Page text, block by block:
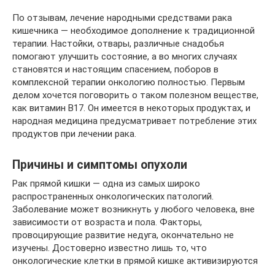
По отзывам, лечение народными средствами рака
кишечника — необходимое дополнение к традиционной
терапии. Настойки, отвары, различные снадобья
помогают улучшить состояние, а во многих случаях
становятся и настоящим спасением, поборов в
комплексной терапии онкологию полностью. Первым
делом хочется поговорить о таком полезном веществе,
как витамин В17. Он имеется в некоторых продуктах, и
народная медицина предусматривает потребление этих
продуктов при лечении рака.
Причины и симптомы опухоли
Рак прямой кишки — одна из самых широко
распространенных онкологических патологий.
Заболевание может возникнуть у любого человека, вне
зависимости от возраста и пола. Факторы,
провоцирующие развитие недуга, окончательно не
изучены. Достоверно известно лишь то, что
онкологические клетки в прямой кишке активизируются